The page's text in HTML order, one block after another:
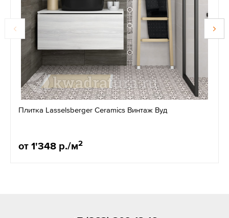
Плитка Lasselsberger Ceramics Винтаж Вуд
от 1'348 р./м2